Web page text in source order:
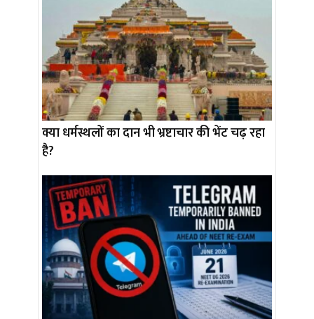
क्या धर्मस्थलों का दान भी भ्रष्टाचार की भेंट चढ़ रहा
है?